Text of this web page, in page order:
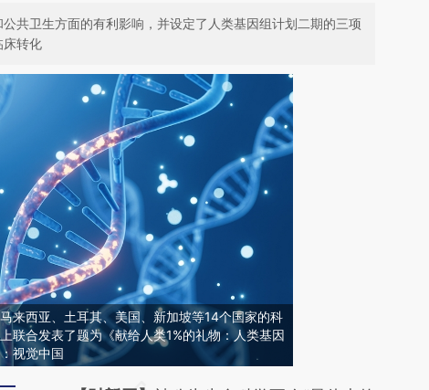
共卫生方面的有利影响，并设定了人类基因组计划二期的三项
转化
来西亚、土耳其、美国、新加坡等14个国家的科
联合发表了题为《献给人类1%的礼物：人类基因
视觉中国